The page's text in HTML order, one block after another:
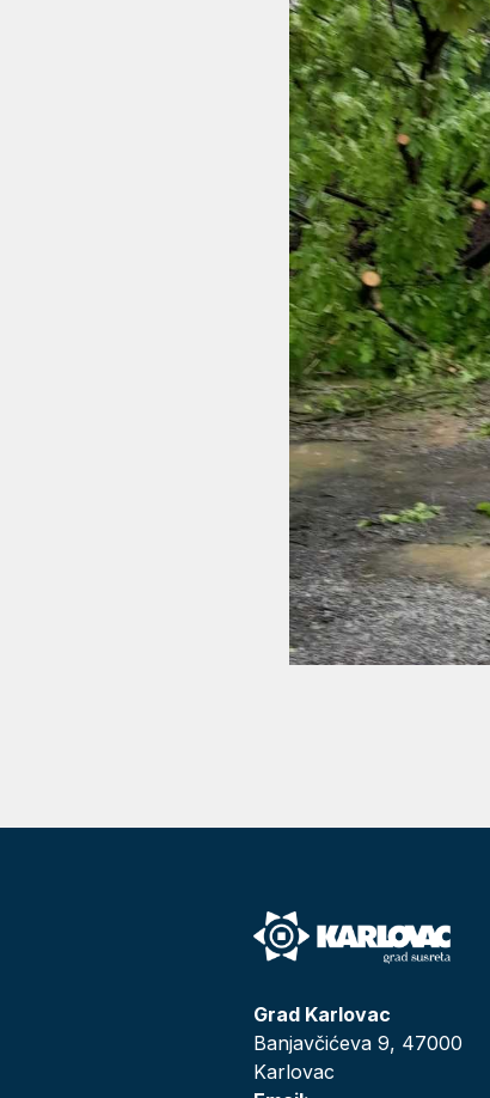
Grad Karlovac
Banjavčićeva 9, 47000
Karlovac